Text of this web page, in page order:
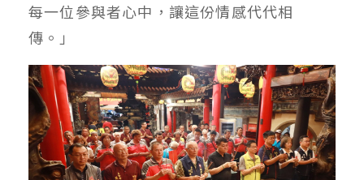
每一位參與者心中，讓這份情感代代相
傳。」